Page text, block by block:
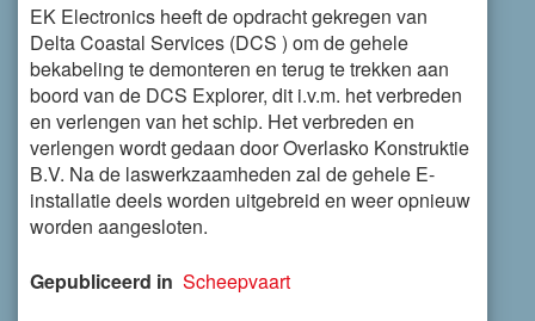
EK Electronics heeft de opdracht gekregen van
Delta Coastal Services (DCS ) om de gehele
bekabeling te demonteren en terug te trekken aan
boord van de DCS Explorer, dit i.v.m. het verbreden
en verlengen van het schip. Het verbreden en
verlengen wordt gedaan door Overlasko Konstruktie
B.V. Na de laswerkzaamheden zal de gehele E-
installatie deels worden uitgebreid en weer opnieuw
worden aangesloten.
Gepubliceerd in Scheepvaart